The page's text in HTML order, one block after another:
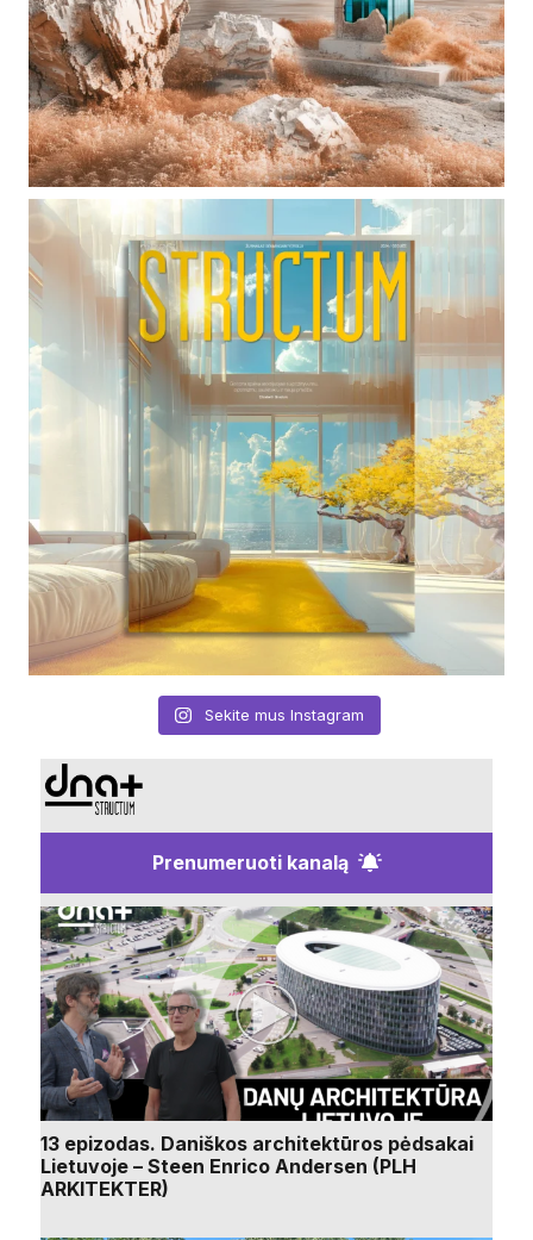
Sekite mus Instagram
Prenumeruoti kanalą
13 epizodas. Daniškos architektūros pėdsakai
Lietuvoje – Steen Enrico Andersen (PLH
ARKITEKTER)